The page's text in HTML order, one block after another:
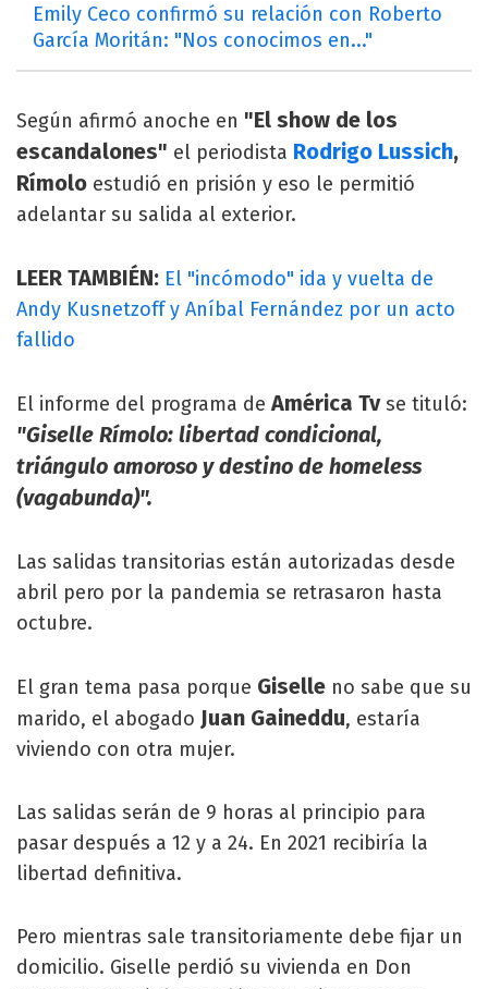
Emily Ceco confirmó su relación con Roberto
García Moritán: "Nos conocimos en..."
Según afirmó anoche en "El show de los
escandalones" el periodista Rodrigo Lussich,
Rímolo estudió en prisión y eso le permitió
adelantar su salida al exterior.
LEER TAMBIÉN: El "incómodo" ida y vuelta de
Andy Kusnetzoff y Aníbal Fernández por un acto
fallido
El informe del programa deAmérica Tvse tituló:
"Giselle Rímolo: libertad condicional,
triángulo amoroso y destino de homeless
(vagabunda)".
Las salidas transitorias están autorizadas desde
abril pero por la pandemia se retrasaron hasta
octubre.
El gran tema pasa porque Giselle no sabe que su
marido, el abogado Juan Gaineddu, estaría
viviendo con otra mujer.
Las salidas serán de 9 horas al principio para
pasar después a 12 y a 24. En 2021 recibiría la
libertad definitiva.
Pero mientras sale transitoriamente debe fijar un
domicilio. Giselle perdió su vivienda en Don